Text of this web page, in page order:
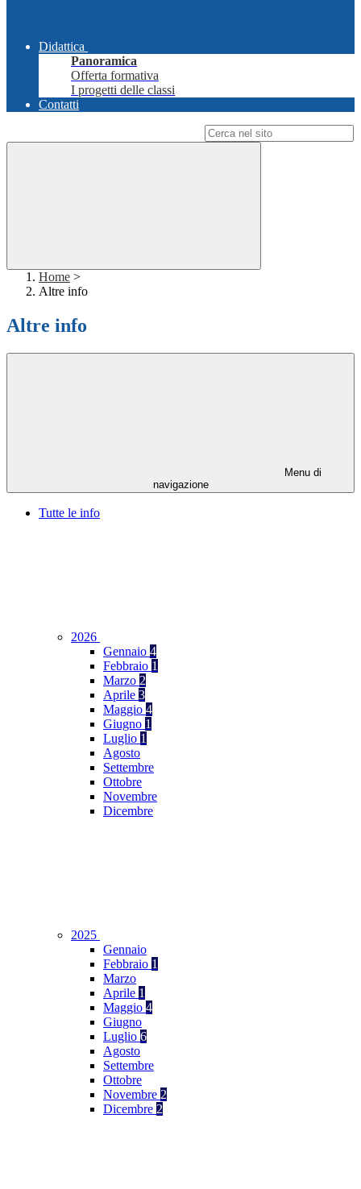
Didattica
Panoramica
Offerta formativa
I progetti delle classi
Contatti
Home >
Altre info
Altre info
Menu di
navigazione
Tutte le info
2026
Gennaio 4
Febbraio 1
Marzo 2
Aprile 3
Maggio 4
Giugno 1
Luglio 1
Agosto
Settembre
Ottobre
Novembre
Dicembre
2025
Gennaio
Febbraio 1
Marzo
Aprile 1
Maggio 4
Giugno
Luglio 6
Agosto
Settembre
Ottobre
Novembre 2
Dicembre 2